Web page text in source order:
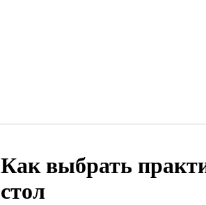
Как выбрать
стол